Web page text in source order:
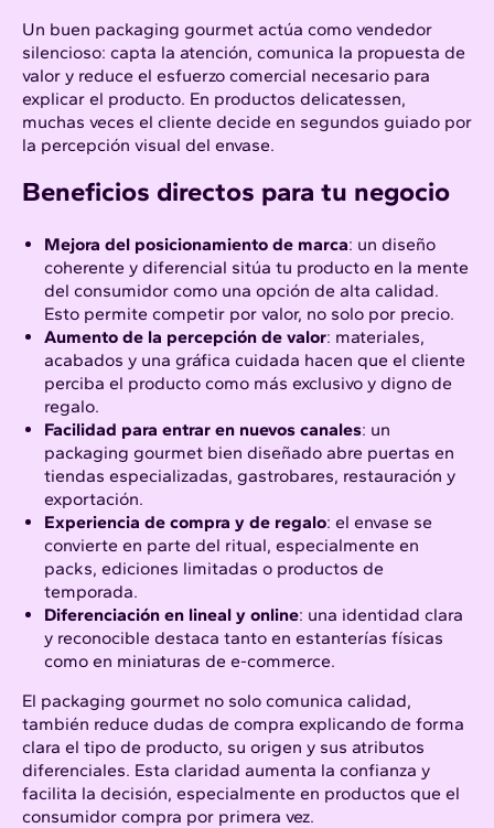
Un buen packaging gourmet actúa como vendedor
silencioso: capta la atención, comunica la propuesta de
valor y reduce el esfuerzo comercial necesario para
explicar el producto. En productos delicatessen,
muchas veces el cliente decide en segundos guiado por
la percepción visual del envase.​
Beneficios directos para tu negocio
Mejora del posicionamiento de marca: un diseño
coherente y diferencial sitúa tu producto en la mente
del consumidor como una opción de alta calidad.
Esto permite competir por valor, no solo por precio.
Aumento de la percepción de valor: materiales,
acabados y una gráfica cuidada hacen que el cliente
perciba el producto como más exclusivo y digno de
regalo.​
Facilidad para entrar en nuevos canales: un
packaging gourmet bien diseñado abre puertas en
tiendas especializadas, gastrobares, restauración y
exportación.
Experiencia de compra y de regalo: el envase se
convierte en parte del ritual, especialmente en
packs, ediciones limitadas o productos de
temporada.
Diferenciación en lineal y online: una identidad clara
y reconocible destaca tanto en estanterías físicas
como en miniaturas de e-commerce.​
El packaging gourmet no solo comunica calidad,
también reduce dudas de compra explicando de forma
clara el tipo de producto, su origen y sus atributos
diferenciales. Esta claridad aumenta la confianza y
facilita la decisión, especialmente en productos que el
consumidor compra por primera vez.​